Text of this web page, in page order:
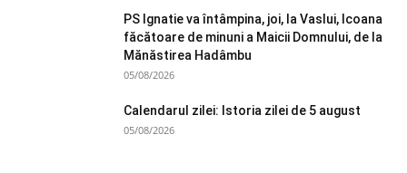
PS Ignatie va întâmpina, joi, la Vaslui, Icoana
făcătoare de minuni a Maicii Domnului, de la
Mănăstirea Hadâmbu
05/08/2026
Calendarul zilei: Istoria zilei de 5 august
05/08/2026